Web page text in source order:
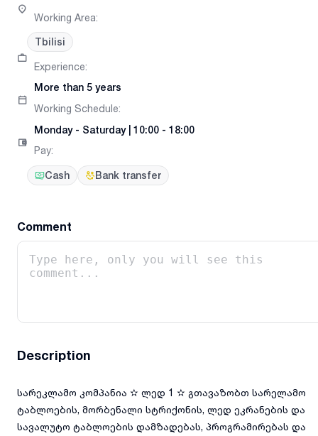
Working Area:
Tbilisi
Experience:
More than 5 years
Working Schedule:
Monday- Saturday| 10:00 - 18:00
Pay:
Cash Bank transfer
Comment
Description
სარეკლამო კომპანია ✫ ლედ 1 ✫ გთავაზობთ სარელამო
ტაბლოების, მორბენალი სტრიქონის, ლედ ეკრანების და
სავალუტო ტაბლოების დამზადებას, პროგრამირებას და